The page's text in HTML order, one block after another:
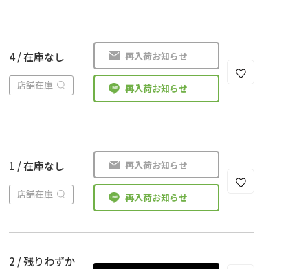
4 / 在庫なし
店舗在庫
再入荷お知らせ
再入荷お知らせ
1 / 在庫なし
店舗在庫
再入荷お知らせ
再入荷お知らせ
2 / 残りわずか